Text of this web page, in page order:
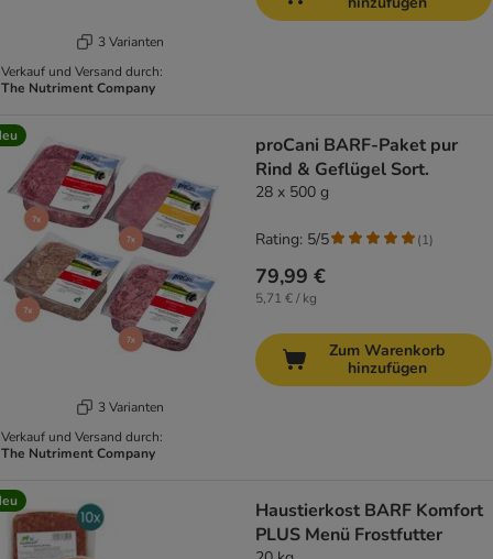
3 Varianten
Verkauf und Versand durch:
The Nutriment Company
3 Varianten
Verkauf und Versand durch:
The Nutriment Company
proCani BARF-Paket pur
Rind & Geflügel Sort.
28 x 500 g
79,99 €
5,71 € / kg
Rating: 5/5 (1)
Zum Warenkorb
hinzufügen
Haustierkost BARF Komfort
PLUS Menü Frostfutter